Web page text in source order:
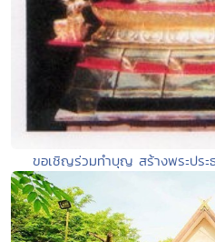
ขอเชิญร่วมทำบุญ สร้างพระประ